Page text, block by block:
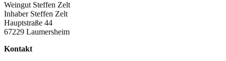
Weingut Steffen Zelt
Inhaber Steffen Zelt
Hauptstraße 44
67229 Laumersheim
Kontakt